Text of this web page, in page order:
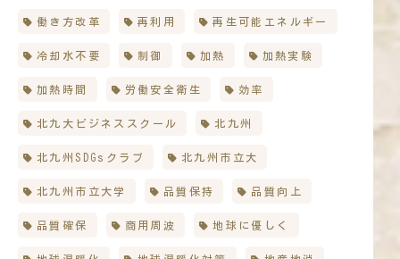
働き方改革 再利用 再生可能エネルギー
冷却水不要 制御 加熱 加熱実験
加熱時間 労働安全衛生 効率
北九大ビジネススクール 北九州
北九州SDGsクラブ 北九州市立大
北九州市立大学 品質保持 品質向上
品質確保 商用周波 地球に優しく